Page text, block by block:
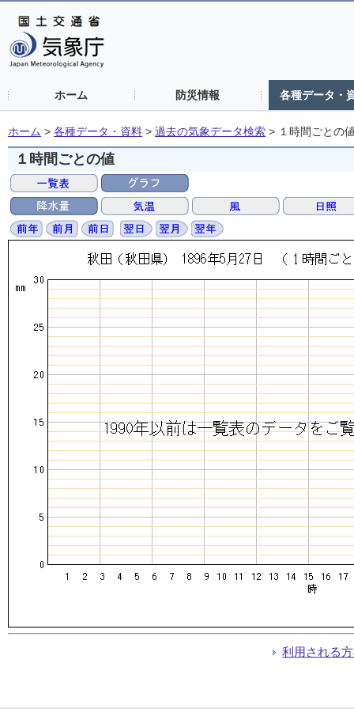
ホーム 防災情報 各種データ・
ホーム > 各種データ・資料 > 過去の気象データ検索 > １時間ごとの
１時間ごとの値
利用される